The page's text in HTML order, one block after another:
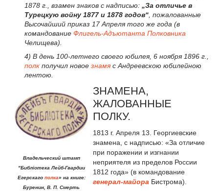
1878 г., взамен знаков с надписью: „За отличье в
Турецкую войну 1877 и 1878 годов“ , пожалованные
Высочайший приказ 17 Апреля того же года (в
командование Флигель-Адъютанта Полковника
Челищева).
4) В день 100-летнего своего юбилея, 6 ноября 1896 г.,
полк получил новое знамя с Андреевскою юбилейною
лентою.
Владельческий штамп
"Библiотека Лейб-Гвардии
Егерскаго полка» на книге:
Буренин, В. П. Смерть
ЗНАМЕНА,
ЖАЛОВАННЫЕ
ПОЛКУ.
1813 г. Апреля 13. Георгиевские
знамена, с надписью: «За отличие
при поражении и изгнании
неприятеля из пределов России
1812 года» (в командование
генерал-майора Бистрома).